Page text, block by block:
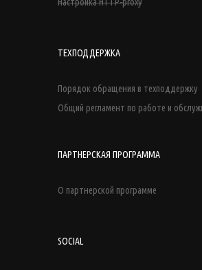
ТЕХПОДДЕРЖКА
Порядок обращения в техподдержку
Общий регламент по работе и
ПАРТНЕРСКАЯ ПРОГРАММА
О партнерской программе
SOCIAL